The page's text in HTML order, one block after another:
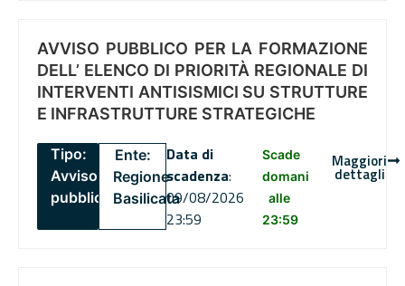
AVVISO PUBBLICO PER LA FORMAZIONE
DELL’ ELENCO DI PRIORITÀ REGIONALE DI
INTERVENTI ANTISISMICI SU STRUTTURE
E INFRASTRUTTURE STRATEGICHE
Tipo:
Avviso
pubblico
Ente:
Regione
Basilicata
Data di
scadenza:
09/08/2026
23:59
Scade
domani
alle
23:59
Maggiori
dettagli